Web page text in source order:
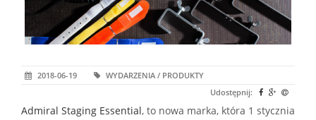
2018-06-19
WYDARZENIA / PRODUKTY
Udostępnij:
Admiral Staging Essential, to nowa marka, która 1 stycznia